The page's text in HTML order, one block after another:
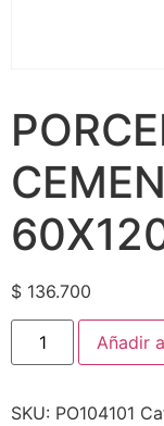
$ 136.700
Añadir
SKU: PO104101